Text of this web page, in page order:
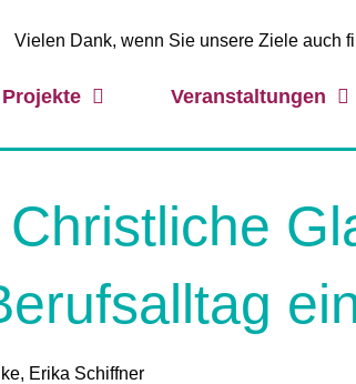
Vielen Dank, wenn Sie unsere Ziele auch
Projekte Veranstaltungen
Erika Schiffner